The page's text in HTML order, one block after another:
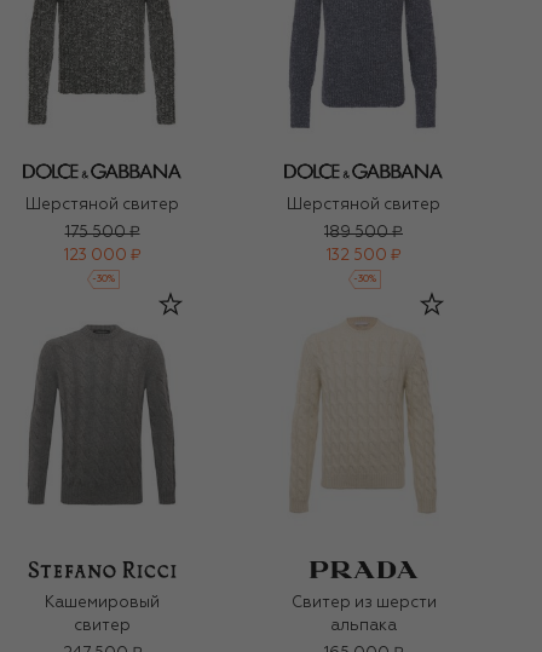
Шерстяной свитер
175 500 ₽
123 000 ₽
-30%
Шерстяной свитер
189 500 ₽
132 500 ₽
-30%
Кашемировый
свитер
Свитер из шерсти
альпака